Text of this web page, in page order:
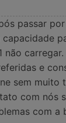
passar
não
e
sem muito
com nós
com a